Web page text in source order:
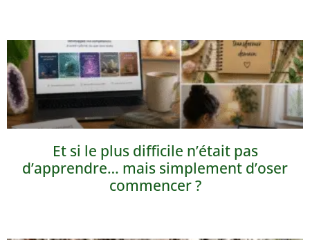
Et si le plus difficile n’était pas
d’apprendre… mais simplement d’oser
commencer ?